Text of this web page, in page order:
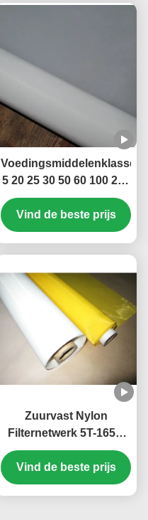
Voedingsmiddelenklasse
5 20 25 30 50 60 100 200
300 400 Micron Nylon
Filter Mesh
Vind de beste prijs
Zuurvast Nylon
Filternetwerk 5T-165T,
de Witte Nylon Stof van
het het Schermnetwerk
Vind de beste prijs